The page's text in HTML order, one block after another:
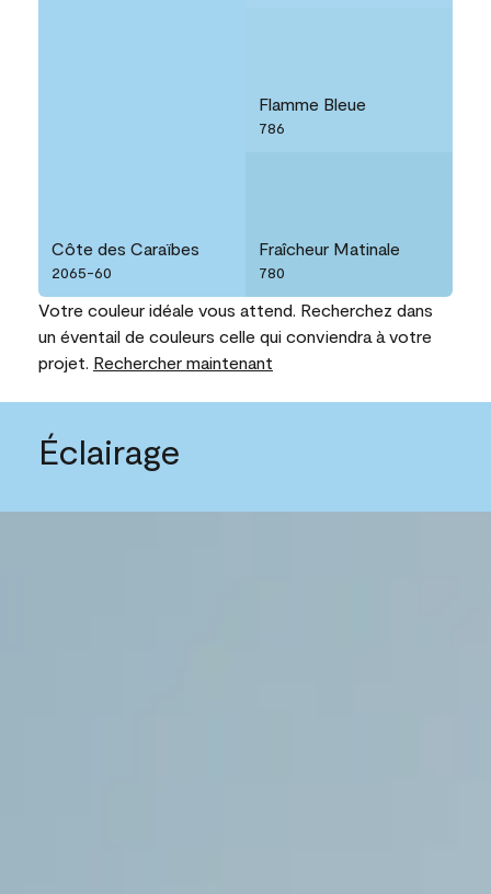
Côte des Caraïbes
2065-60
Flamme Bleue
786
Fraîcheur Matinale
780
Votre couleur idéale vous attend. Recherchez dans
un éventail de couleurs celle qui conviendra à votre
projet. Rechercher maintenant
Éclairage